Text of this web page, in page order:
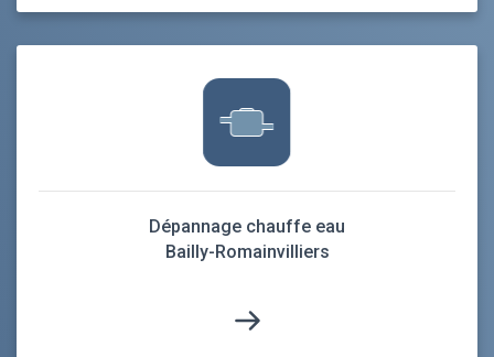
Dépannage chauffe eau
Bailly-Romainvilliers